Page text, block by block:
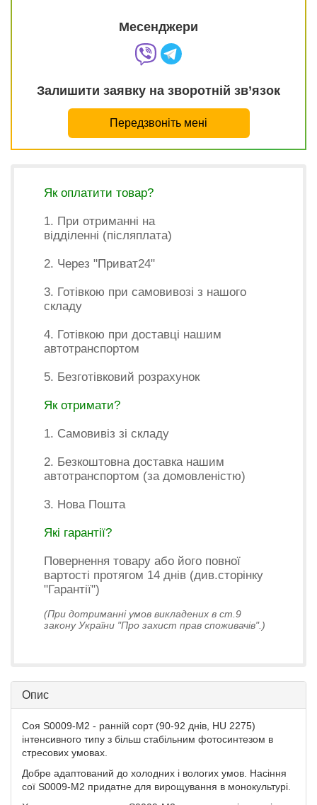
Месенджери
Залишити заявку на зворотній зв’язок
Передзвоніть мені
Як оплатити товар?
1. При отриманні на
відділенні (післяплата)
2. Через "Приват24"
3. Готівкою при самовивозі з нашого
складу
4. Готівкою при доставці нашим
автотранспортом
5. Безготівковий розрахунок
Як отримати?
1. Самовивіз зі складу
2. Безкоштовна доставка нашим
автотранспортом (за домовленістю)
3. Нова Пошта
Які гарантії?
Повернення товару або його повної
вартості протягом 14 днів (див.сторінку
"Гарантії")
(При дотриманні умов викладених в ст.9
закону України "Про захист прав споживачів".)
Опис
Cоя S0009-M2 - ранній cорт (90-92 днів, HU 2275)
інтенсивного типу з більш стабільним фотосинтезом в
стресових умовах.
Добре адаптований до холодних і вологих умов. Насіння
сої S0009-M2 придатне для вирощування в монокультурі.